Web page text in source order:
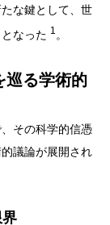
な鍵として、世
なった 1 。
巡る学術的
その科学的信憑
議論が展開され